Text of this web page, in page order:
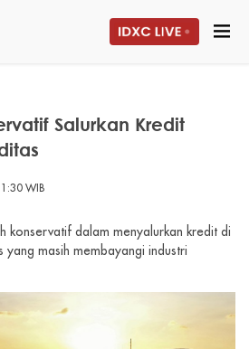
Salurkan Kredit
WIB
konservatif dalam menyalurkan kredit di
yang masih membayangi industri